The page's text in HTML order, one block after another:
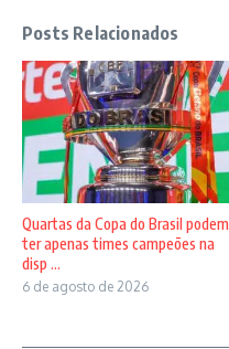
Posts Relacionados
Quartas da Copa do Brasil podem
ter apenas times campeões na
disp ...
6 de agosto de 2026